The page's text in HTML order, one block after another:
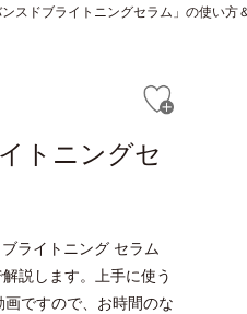
スドブライトニングセラム」の使い方
トニングセ
ライトニング セラム
説します。上手に使う
ですので、お時間のな